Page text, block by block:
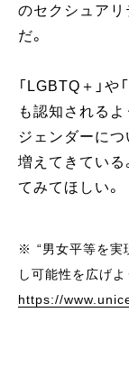
のセクシュアリ
だ。
「LGBTQ＋」
も認知される
ジェンダーにつ
増えてきている
てみてほしい。
※ “男女平等を実
し可能性を広げよ
https://